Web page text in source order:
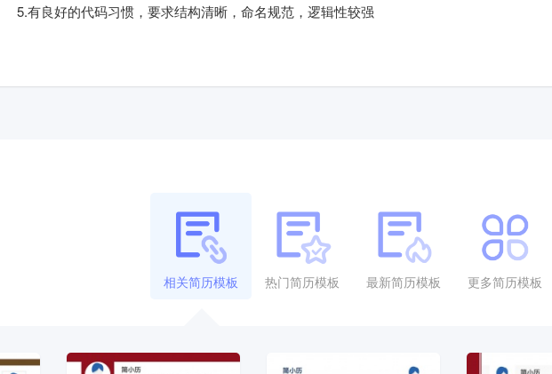
5.有良好的代码习惯，要求结构清晰，命名规范，逻辑性较强
相关简历模板 热门简历模板 最新简历模板 更多简历模板